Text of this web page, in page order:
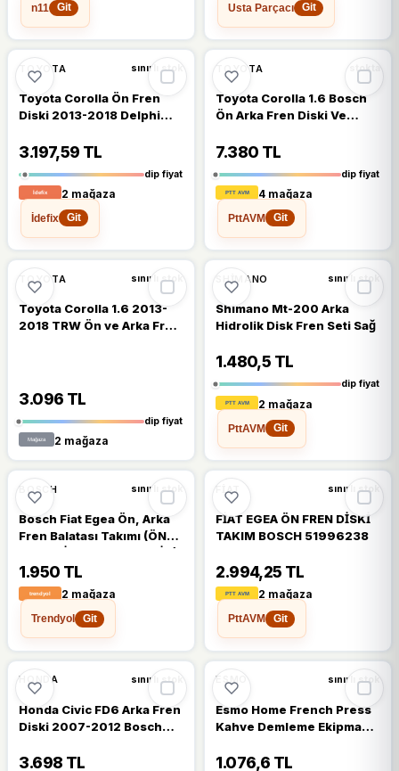
n11
Git
Usta Parçacı
Git
%21 %21 DÜŞTÜ
TOYOTA sınırlı stok
Toyota Corolla Ön Fren
Diski 2013-2018 Delphi
3.197,59 TL
dip fiyat
2 mağaza
İdefix
Git
%21 %21 DÜŞTÜ
TOYOTA stokta
Toyota Corolla 1.6 Bosch
Ön Arka Fren Diski Ve
7.380 TL
dip fiyat
4 mağaza
PttAVM
Git
%10
TOYOTA sınırlı stok
Toyota Corolla 1.6 2013-
2018 TRW Ön ve Arka Fren
3.096 TL
dip fiyat
2 mağaza
%6
SHIMANO sınırlı stok
Shimano Mt-200 Arka
Hidrolik Disk Fren Seti Sağ
1.480,5 TL
dip fiyat
2 mağaza
PttAVM
Git
%5
BOSCH sınırlı stok
Bosch Fiat Egea Ön, Arka
Fren Balatası Takımı (ÖN
ARKA DİSK OLANLAR IÇİN)
1.950 TL
2 mağaza
Trendyol
Git
FIAT sınırlı stok
FİAT EGEA ÖN FREN DİSKİ
TAKIM BOSCH 51996238
2.994,25 TL
2 mağaza
PttAVM
Git
HONDA sınırlı stok
Honda Civic FD6 Arka Fren
Diski 2007-2012 Bosch
3.698 TL
ESMO sınırlı stok
Esmo Home French Press
Kahve Demleme Ekipmanı,
Dayanıklı Cam, Paslanmaz
1.076,6 TL